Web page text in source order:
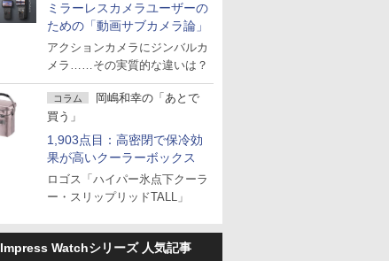
ミラーレスカメラユーザーの
ための「動画サブカメラ論」
アクションカメラにジンバルカ
メラ……その実質的な違いは？
コラム
岡嶋和幸の「あとで
買う」
1,903点目：高密閉で保冷効
果が高いクーラーボックス
ロゴス「ハイパー氷点下クーラ
ー・スリップリッドTALL」
Impress Watchシリーズ 人気記事